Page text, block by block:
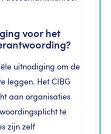
voor het
uitnodiging om de
leggen. Het CIBG
aan organisaties
te
zijn zelf